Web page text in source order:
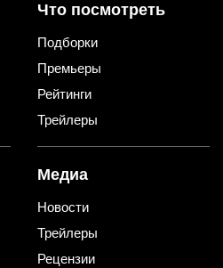
Что посмотреть
Подборки
Премьеры
Рейтинги
Трейлеры
Медиа
Новости
Трейлеры
Рецензии